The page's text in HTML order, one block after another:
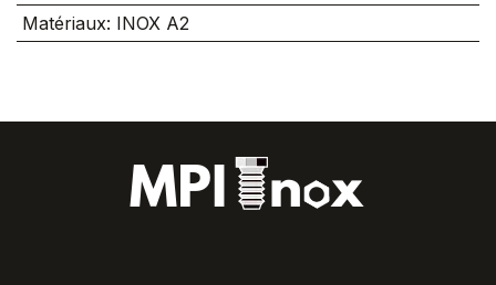
Matériaux: INOX A2